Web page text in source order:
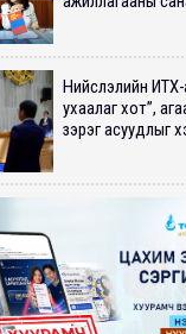
Нийслэлийн
ухаалаг хот”,
зэрэг асуудлыг